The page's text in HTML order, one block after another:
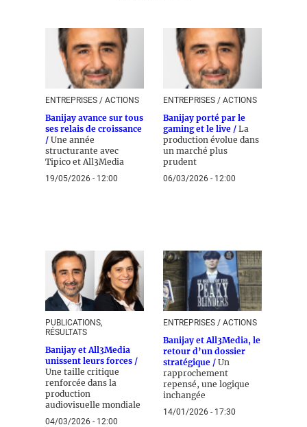
ENTREPRISES / ACTIONS
Banijay avance sur tous
ses relais de croissance
/ Une année
structurante avec
Tipico et All3Media
19/05/2026 - 12:00
ENTREPRISES / ACTIONS
Banijay porté par le
gaming et le live / La
production évolue dans
un marché plus
prudent
06/03/2026 - 12:00
PUBLICATIONS,
RÉSULTATS
Banijay et All3Media
unissent leurs forces /
Une taille critique
renforcée dans la
production
audiovisuelle mondiale
04/03/2026 - 12:00
ENTREPRISES / ACTIONS
Banijay et All3Media, le
retour d’un dossier
stratégique / Un
rapprochement
repensé, une logique
inchangée
14/01/2026 - 17:30